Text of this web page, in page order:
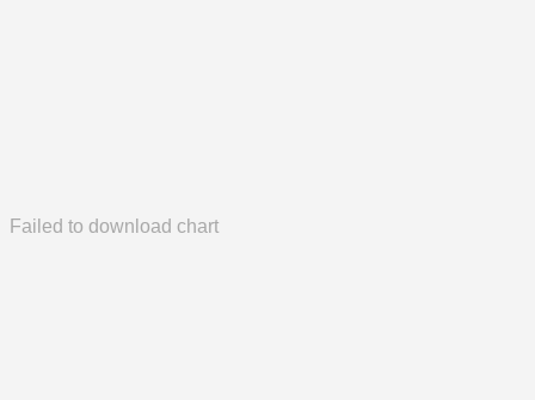
Failed to download chart